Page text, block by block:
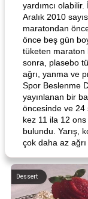
yardımcı
Aralık 2010
maratondan
önce beş gün
tüketen maraton
sonra, plasebo
ağrı, yanma ve
Spor Beslenme
yayınlanan bir
öncesinde ve 24
kez 11 ila 12
bulundu. Yarış,
çok daha az ağrı
Dessert